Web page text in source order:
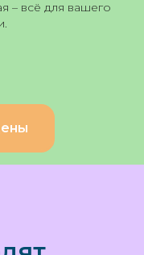
– всё для вашего